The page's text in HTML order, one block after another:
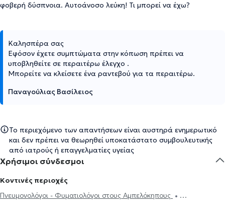
φοβερή δύσπνοια. Αυτοάνοσο λεύκη! Τι μπορεί να έχω?
Καλησπέρα σας
Εφόσον έχετε συμπτώματα στην κόπωση πρέπει να
υποβληθείτε σε περαιτέρω έλεγχο .
Μπορείτε να κλείσετε ένα ραντεβού για τα περαιτέρω.
Παναγούλιας Βασίλειος
Το περιεχόμενο των απαντήσεων είναι αυστηρά ενημερωτικό
και δεν πρέπει να θεωρηθεί υποκατάστατο συμβουλευτικής
από ιατρούς ή επαγγελματίες υγείας
Χρήσιμοι σύνδεσμοι
Κοντινές περιοχές
Πνευμονολόγοι - Φυματιολόγοι στους Αμπελόκηπους